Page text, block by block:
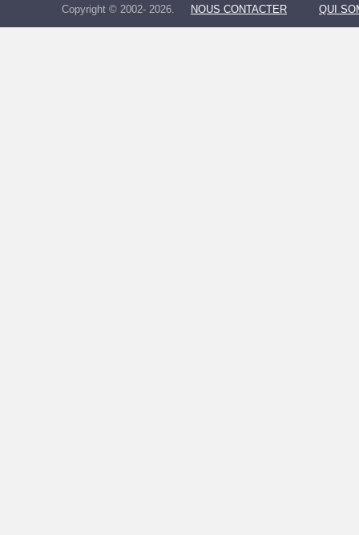
Copyright © 2002- 2026. NOUS CONTACTER QUI